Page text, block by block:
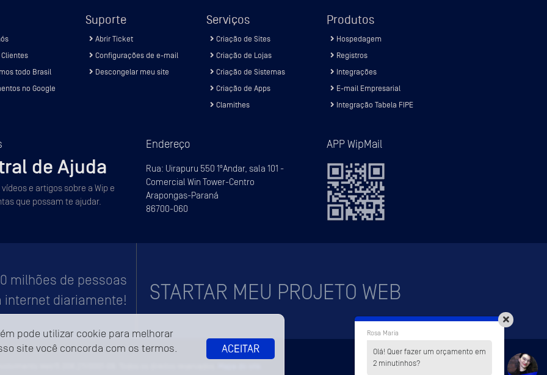
Atendemos todo Brasil
no Google
Suporte
Abrir Ticket
Configurações de e-mail
Descongelar meu site
Serviços
Criação de Sites
Criação de Lojas
Criação de Sistemas
Criação de Apps
Clamithes
Produtos
Hospedagem
Registros
Integrações
E-mail Empresarial
Integração Tabela FIPE
de Ajuda
vídeos e artigos sobre a Wip e
que possam te ajudar.
Endereço
Rua: Uirapuru 550 1ºAndar, sala 101 -
Comercial Win Tower-Centro
Arapongas-Paraná
86700-060
APP WipMail
milhões de pessoas
internet diariamente!
STARTAR MEU PROJETO WEB
pode utilizar cookie para melhorar
site você concorda com os termos.
ACEITAR
Rosa Maria
Olá! Quer fazer um orçamento em
2 minutinhos?